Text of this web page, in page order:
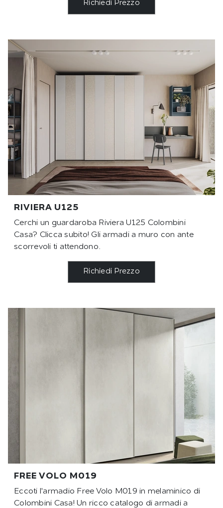
Richiedi Prezzo
RIVIERA U125
Cerchi un guardaroba Riviera U125 Colombini
Casa? Clicca subito! Gli armadi a muro con ante
scorrevoli ti attendono.
Richiedi Prezzo
FREE VOLO M019
Eccoti l'armadio Free Volo M019 in melaminico di
Colombini Casa! Un ricco catalogo di armadi a